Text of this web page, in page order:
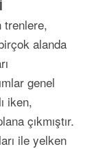
trenlere,
alanda
genel
iken,
çıkmıştır.
ile yelken